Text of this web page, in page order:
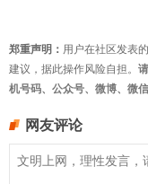
郑重声明： 用户在社区发表
建议，据此操作风险自担。
机号码、公众号、微博、微
网友评论